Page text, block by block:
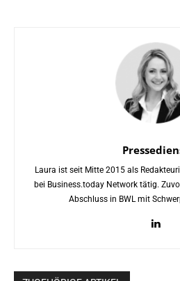
Laura ist seit Mitte 2015 als
bei Business.today Network tätig.
Abschluss in BWL mit